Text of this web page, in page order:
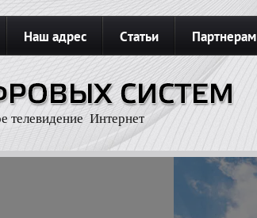
Наш адрес Статьи Партнерам
Карта сайта Подключить интернет
телевидение Интернет